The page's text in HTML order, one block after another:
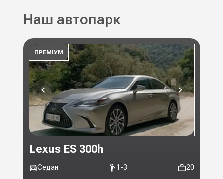
Наш автопарк
ПРЕМІУМ
Lexus ES 300h
Седан 1-3 20